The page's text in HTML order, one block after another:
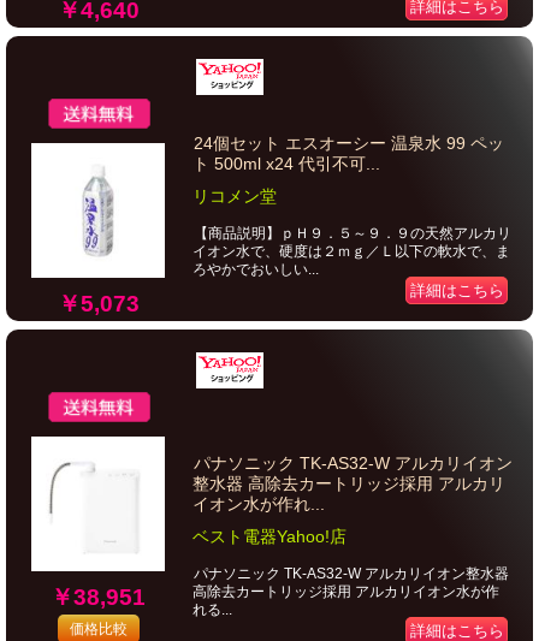
￥4,640 詳細はこちら
￥5,073
24個セット エスオーシー 温泉水 99 ペッ
ト 500ml x24 代引不可...
リコメン堂
【商品説明】ｐＨ９．５～９．９の天然アルカリ
イオン水で、硬度は２ｍｇ／Ｌ以下の軟水で、ま
ろやかでおいしい...
詳細はこちら
￥38,951
価格比較
パナソニック TK-AS32-W アルカリイオン
整水器 高除去カートリッジ採用 アルカリ
イオン水が作れ...
ベスト電器Yahoo!店
パナソニック TK-AS32-W アルカリイオン整水器
高除去カートリッジ採用 アルカリイオン水が作
れる...
詳細はこちら